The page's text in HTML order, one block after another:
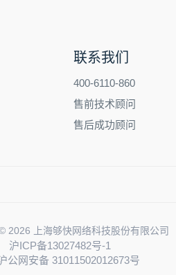
联系我们
400-6110-860
售前技术顾问
售后成功顾问
2026 上海够快网络科技股份有限公司
沪ICP备13027482号-1
公网安备 31011502012673号